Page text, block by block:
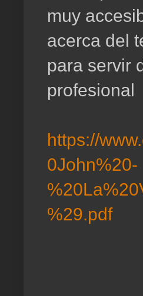
muy
acerca del
para servir
profesional
https://
0John%20-
%29.pdf